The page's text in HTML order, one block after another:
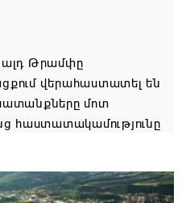
Թրամփը
վերահաստատել են
մոտ
հաստատակամությունը
են ունեցել․